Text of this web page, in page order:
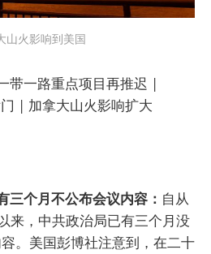
山火影响到美国
带一路重点项目再推迟 |
| 加拿大山火影响扩大
三个月不公布会议内容： 自从
来，中共政治局已有三个月没
。美国彭博社注意到，在二十